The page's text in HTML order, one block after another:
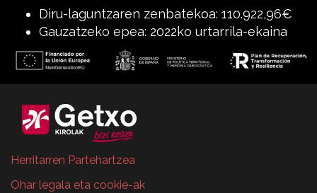
Diru-laguntzaren zenbatekoa: 110.922,96€
Gauzatzeko epea: 2022ko urtarrila-ekaina
Herritarren Partehartzea
Ohar legala eta cookie-ak